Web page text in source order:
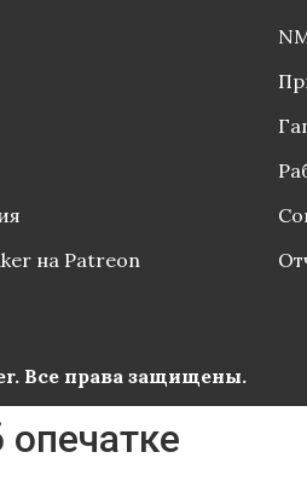
на Patreon
Все права защищены.